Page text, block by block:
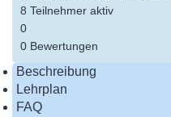
8 Teilnehmer aktiv
0
0 Bewertungen
Beschreibung
Lehrplan
FAQ